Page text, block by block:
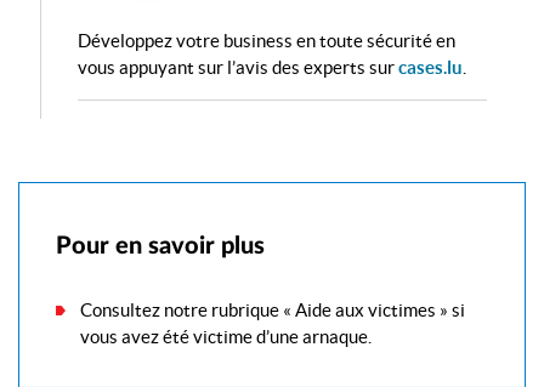
Développez votre business en toute sécurité en
vous appuyant sur l’avis des experts surcases.lu
Pour en savoir plus
Consultez notre rubrique « Aide aux victimes » si
vous avez été victime d’une arnaque.